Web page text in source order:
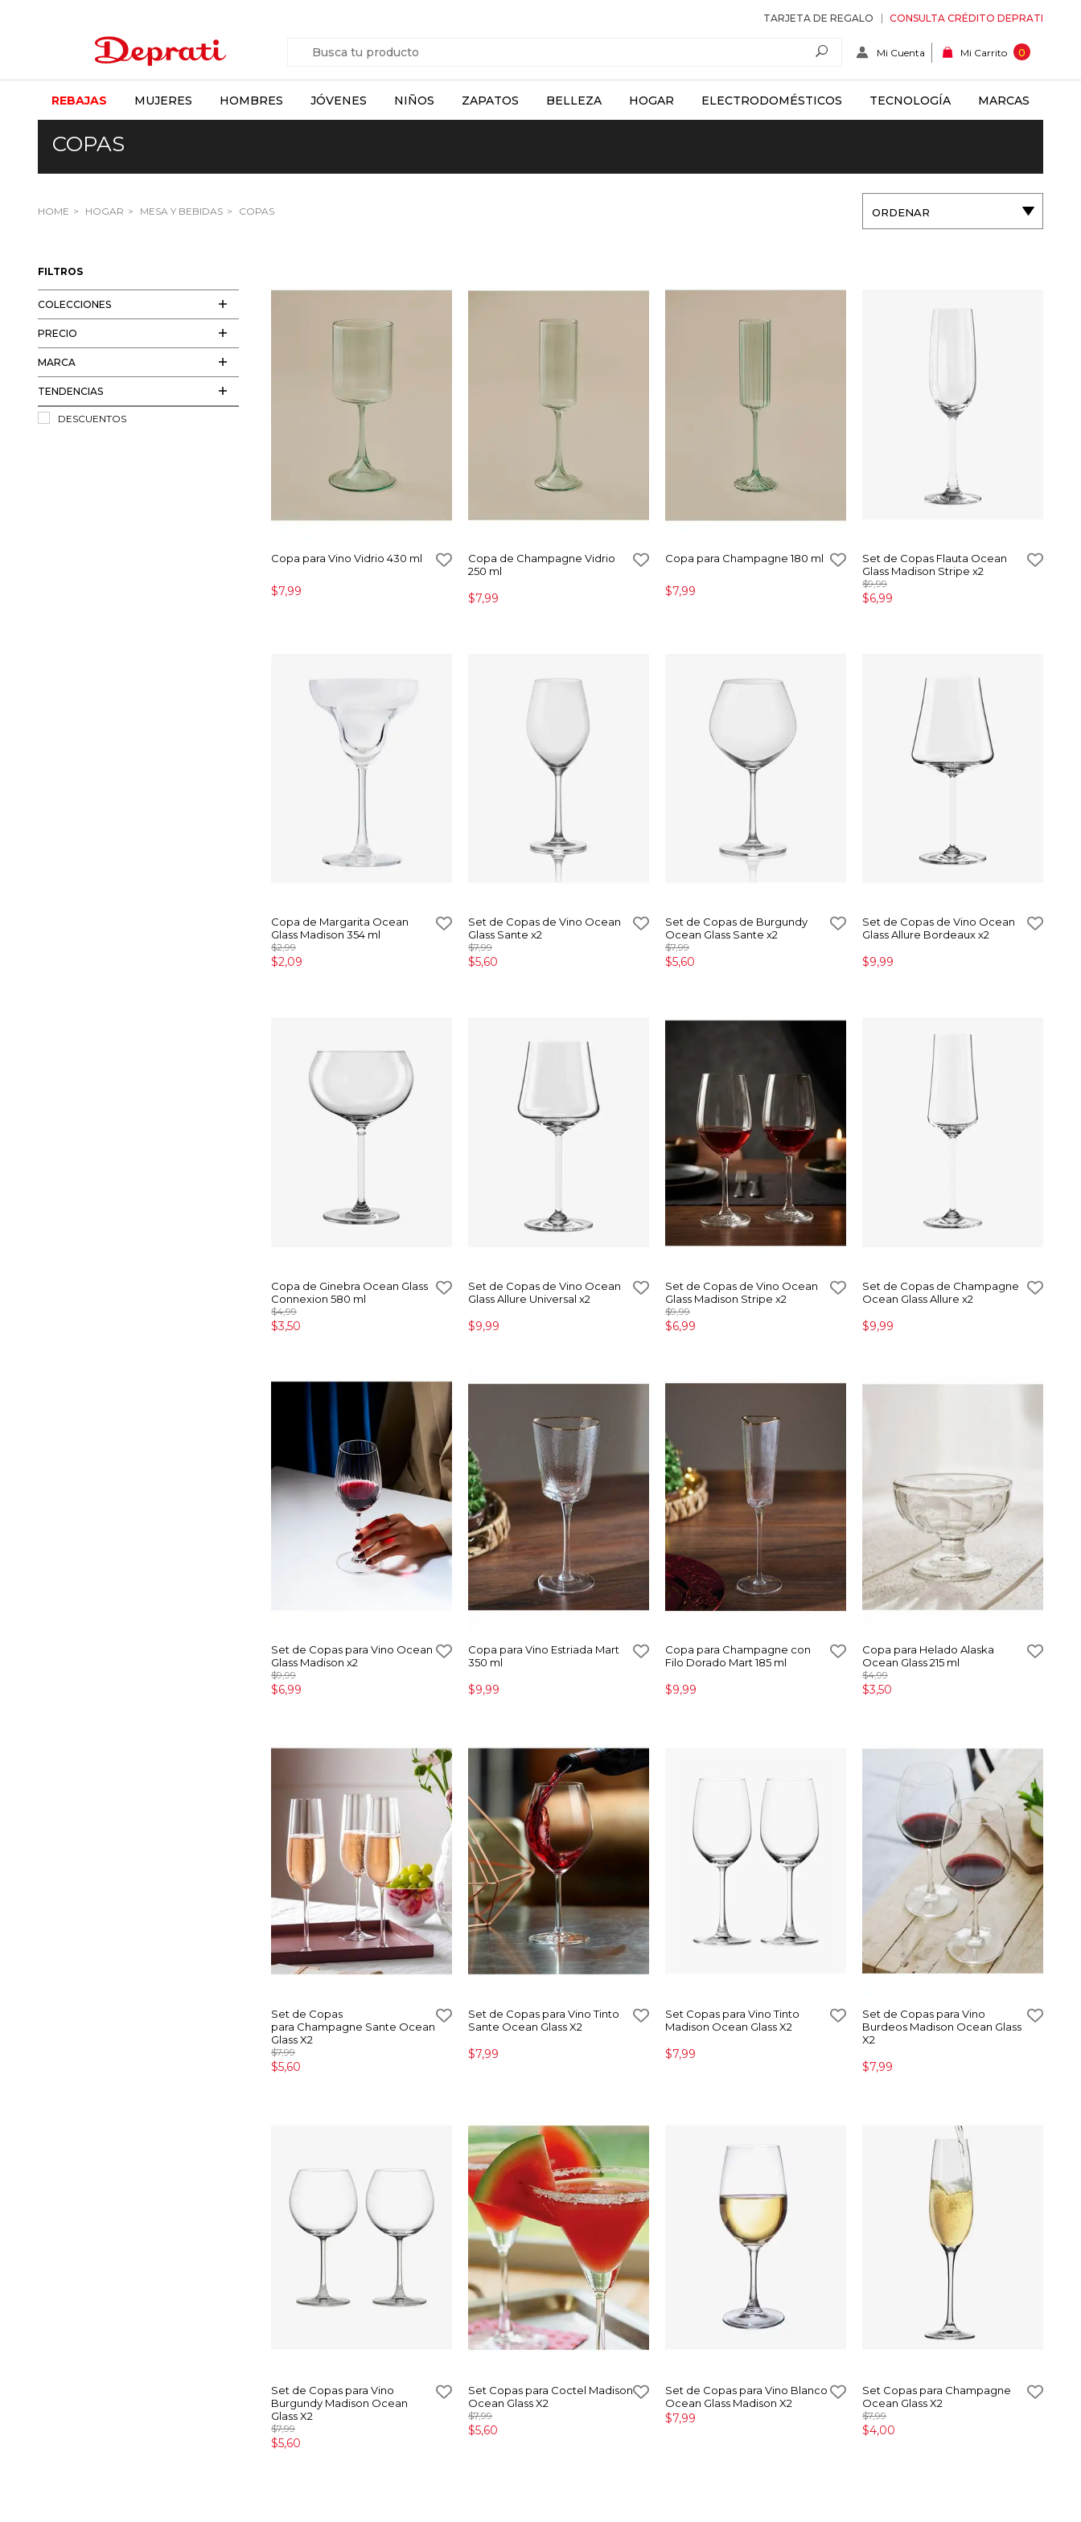
TARJETA DE REGALO CONSULTA CRÉDITO DEPRATI
Mi Cuenta Mi Carrito 0
REBAJAS MUJERES HOMBRES JÓVENES NIÑOS ZAPATOS BELLEZA HOGAR ELECTRODOMÉSTICOS TECNOLOGÍA MARCAS
COPAS
HOME HOGAR MESA Y BEBIDAS COPAS ORDENAR
FILTROS
COLECCIONES
PRECIO
MARCA
TENDENCIAS
DESCUENTOS
Copa para Vino Vidrio 430 ml
$7,99
Copa de Champagne Vidrio
250 ml
$7,99
Copa para Champagne 180 ml
$7,99
Set de Copas Flauta Ocean
Glass Madison Stripe x2
$9,99
$6,99
Copa de Margarita Ocean
Glass Madison 354 ml
$2,99
$2,09
Set de Copas de Vino Ocean
Glass Sante x2
$7,99
$5,60
Set de Copas de Burgundy
Ocean Glass Sante x2
$7,99
$5,60
Set de Copas de Vino Ocean
Glass Allure Bordeaux x2
$9,99
Copa de Ginebra Ocean Glass
Connexion 580 ml
$4,99
$3,50
Set de Copas de Vino Ocean
Glass Allure Universal x2
$9,99
Set de Copas de Vino Ocean
Glass Madison Stripe x2
$9,99
$6,99
Set de Copas de Champagne
Ocean Glass Allure x2
$9,99
Set de Copas para Vino Ocean
Glass Madison x2
$9,99
$6,99
Copa para Vino Estriada Mart
350 ml
$9,99
Copa para Champagne con
Filo Dorado Mart 185 ml
$9,99
Copa para Helado Alaska
Ocean Glass 215 ml
$4,99
$3,50
Set de Copas
para Champagne Sante Ocean
Glass X2
$7,99
$5,60
Set de Copas para Vino Tinto
Sante Ocean Glass X2
$7,99
Set Copas para Vino Tinto
Madison Ocean Glass X2
$7,99
Set de Copas para Vino
Burdeos Madison Ocean Glass
X2
$7,99
Set de Copas para Vino
Burgundy Madison Ocean
Glass X2
$7,99
$5,60
Set Copas para Coctel Madison
Ocean Glass X2
$7,99
$5,60
Set de Copas para Vino Blanco
Ocean Glass Madison X2
$7,99
Set Copas para Champagne
Ocean Glass X2
$7,99
$4,00